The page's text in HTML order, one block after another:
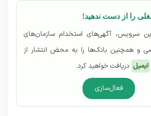
را از دست ندهید!
سرویس، آگهی‌های استخدام سازمان‌های
و همچنین بانک‌ها را به محض انتشار از
ایمیل دریافت خواهید کرد.
فعال‌سازی